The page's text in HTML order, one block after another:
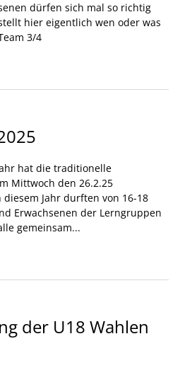
dürfen sich mal so richtig
hier eigentlich wen oder was
3/4
hat die traditionelle
Mittwoch den 26.2.25
Jahr durften von 16-18
Erwachsenen der Lerngruppen
gemeinsam...
der U18 Wahlen